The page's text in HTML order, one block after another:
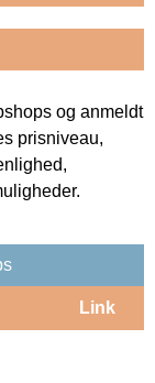
og anmeldt
prisniveau,
Link